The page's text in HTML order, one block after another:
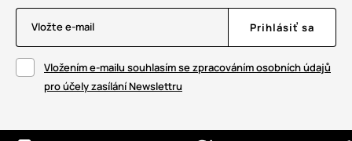
Vložte e-mail Prihlásiť sa
Vložením e-mailu souhlasím se zpracováním osobních údajů
pro účely zasílání Newslettru